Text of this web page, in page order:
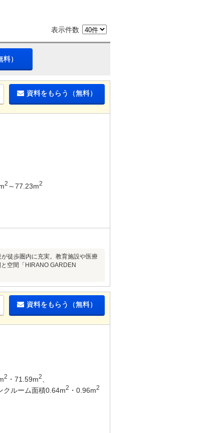
表示件数
）
資料をもらう（無料）
2 ～77.23m2
徒歩圏内に充実。教育施設や医療
空間「HIRANO GARDEN
資料をもらう（無料）
2 ・71.59m2
クルーム面積0.64m2 ・0.96m2